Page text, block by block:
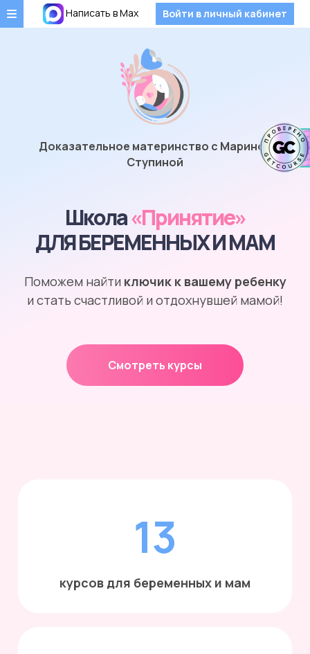
Написать в Max Войти в личный кабинет
Доказательное материнство с Мариной
Ступиной
Школа«Принятие»
ДЛЯ БЕРЕМЕННЫХ И МАМ
Поможем найти ключик к вашему ребенку
и стать счастливой и отдохнувшей мамой!
Смотреть курсы
13
курсов для беременных и мам